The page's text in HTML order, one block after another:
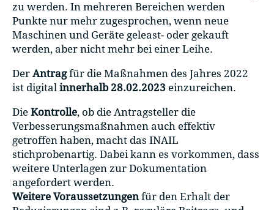
zu werden. In mehreren Bereichen werden
Punkte nur mehr zugesprochen, wenn neue
Maschinen und Geräte geleast- oder gekauft
werden, aber nicht mehr bei einer Leihe.
Der Antragfür die Maßnahmen des Jahres 2022
ist digital innerhalb 28.02.2023 einzureichen.
Die Kontrolle, ob die Antragsteller die
Verbesserungsmaßnahmen auch effektiv
getroffen haben, macht das INAIL
stichprobenartig. Dabei kann es vorkommen, dass
weitere Unterlagen zur Dokumentation
angefordert werden.
Weitere Voraussetzungen für den Erhalt der